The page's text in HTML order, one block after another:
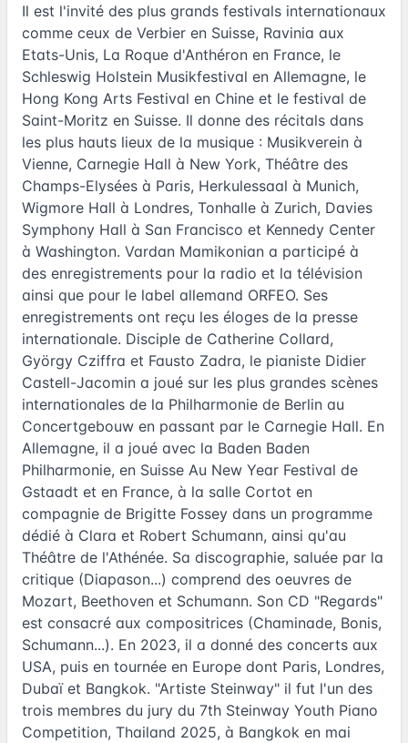
Il est l'invité des plus grands festivals internationaux
comme ceux de Verbier en Suisse, Ravinia aux
Etats-Unis, La Roque d'Anthéron en France, le
Schleswig Holstein Musikfestival en Allemagne, le
Hong Kong Arts Festival en Chine et le festival de
Saint-Moritz en Suisse. Il donne des récitals dans
les plus hauts lieux de la musique : Musikverein à
Vienne, Carnegie Hall à New York, Théâtre des
Champs-Elysées à Paris, Herkulessaal à Munich,
Wigmore Hall à Londres, Tonhalle à Zurich, Davies
Symphony Hall à San Francisco et Kennedy Center
à Washington. Vardan Mamikonian a participé à
des enregistrements pour la radio et la télévision
ainsi que pour le label allemand ORFEO. Ses
enregistrements ont reçu les éloges de la presse
internationale. Disciple de Catherine Collard,
György Cziffra et Fausto Zadra, le pianiste Didier
Castell-Jacomin a joué sur les plus grandes scènes
internationales de la Philharmonie de Berlin au
Concertgebouw en passant par le Carnegie Hall. En
Allemagne, il a joué avec la Baden Baden
Philharmonie, en Suisse Au New Year Festival de
Gstaadt et en France, à la salle Cortot en
compagnie de Brigitte Fossey dans un programme
dédié à Clara et Robert Schumann, ainsi qu'au
Théâtre de l'Athénée. Sa discographie, saluée par la
critique (Diapason...) comprend des oeuvres de
Mozart, Beethoven et Schumann. Son CD "Regards"
est consacré aux compositrices (Chaminade, Bonis,
Schumann...). En 2023, il a donné des concerts aux
USA, puis en tournée en Europe dont Paris, Londres,
Dubaï et Bangkok. "Artiste Steinway" il fut l'un des
trois membres du jury du 7th Steinway Youth Piano
Competition, Thailand 2025, à Bangkok en mai